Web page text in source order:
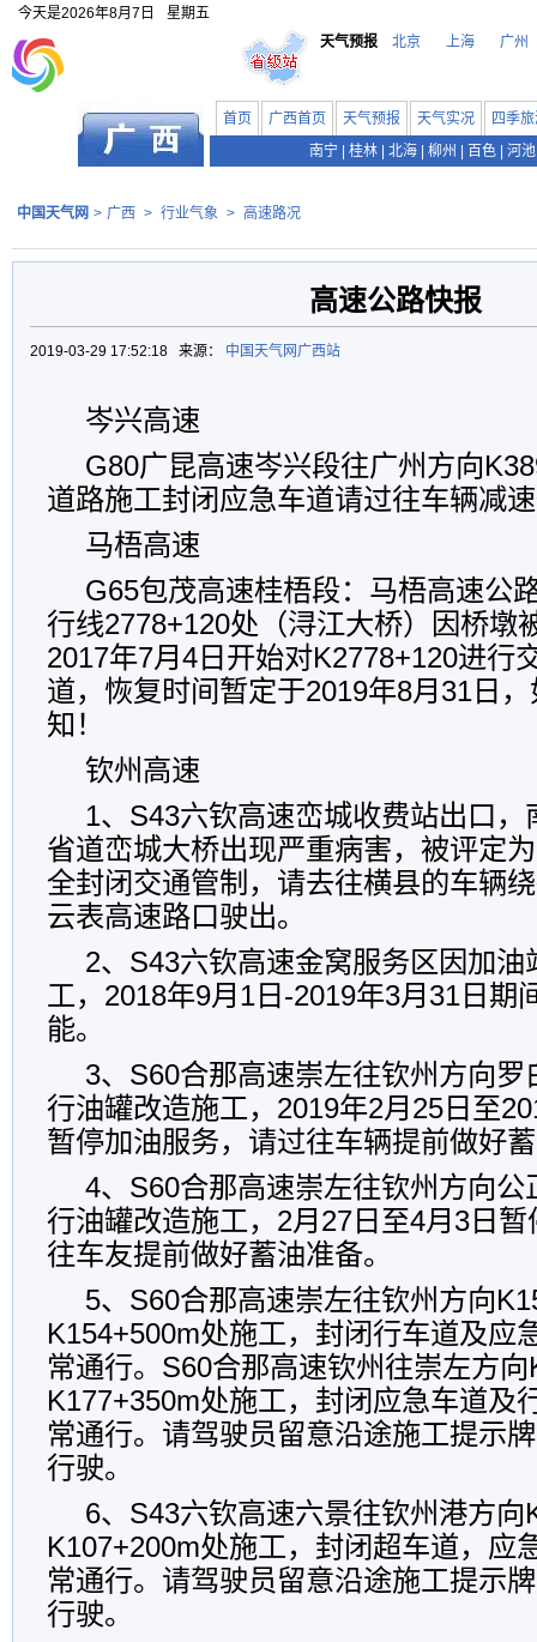
今天是2026年8月7日
星期五
天气预报
北京 上海 广州
首页 广西首页 天气预报 天气实况
四季
南宁
桂林 北海 柳州 百色 河池
中国天气网 > 广西 > 行业气象 > 高速路况
高速公路快报
2019-03-29 17:52:18 来源： 中国天气网广西站
岑兴高速
G80广昆高速岑兴段往广州方向
道路施工封闭应急车道请过往车辆减
马梧高速
G65包茂高速桂梧段：马梧高速公
行线2778+120处（浔江大桥）因桥墩
2017年7月4日开始对K2778+120进行
道，恢复时间暂定于2019年8月31日
知！
钦州高速
1、S43六钦高速峦城收费站出口，
省道峦城大桥出现严重病害，被评定
全封闭交通管制，请去往横县的车辆
云表高速路口驶出。
2、S43六钦高速金窝服务区因加油
工，2018年9月1日-2019年3月31日期
能。
3、S60合那高速崇左往钦州方向罗
行油罐改造施工，2019年2月25日至
暂停加油服务，请过往车辆提前做好
4、S60合那高速崇左往钦州方向公
行油罐改造施工，2月27日至4月3日
往车友提前做好蓄油准备。
5、S60合那高速崇左往钦州方向
K154+500m处施工，封闭行车道及应
常通行。S60合那高速钦州往崇左方向
K177+350m处施工，封闭应急车道及
常通行。请驾驶员留意沿途施工提示
行驶。
6、S43六钦高速六景往钦州港方向
K107+200m处施工，封闭超车道，应
常通行。请驾驶员留意沿途施工提示
行驶。